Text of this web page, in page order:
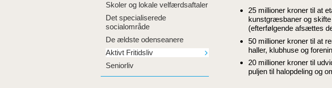
Skoler og lokale velfærdsaftaler
Det specialiserede
socialområde
De ældste odenseanere
Aktivt Fritidsliv
Seniorliv
25 millioner kroner til at
kunstgræsbaner og
(efterfølgende afsættes
50 millioner kroner til at
haller, klubhuse og
20 millioner kroner til
puljen til halopdeling og